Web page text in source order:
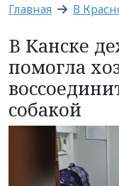
Главная В
В Канске
помогла
собакой